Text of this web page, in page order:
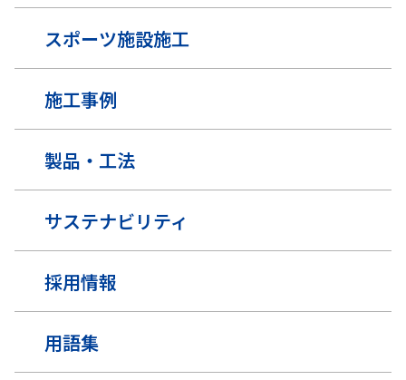
スポーツ施設施工
施工事例
製品・工法
サステナビリティ
採用情報
用語集